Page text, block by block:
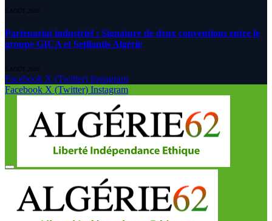
5 AOÛT 2026
Partenariat industriel : Signature de deux conventions entre le
groupe GICA et Setllantis Algérie
5 AOÛT 2026
Facebook X (Twitter) Instagram
Facebook X (Twitter) Instagram